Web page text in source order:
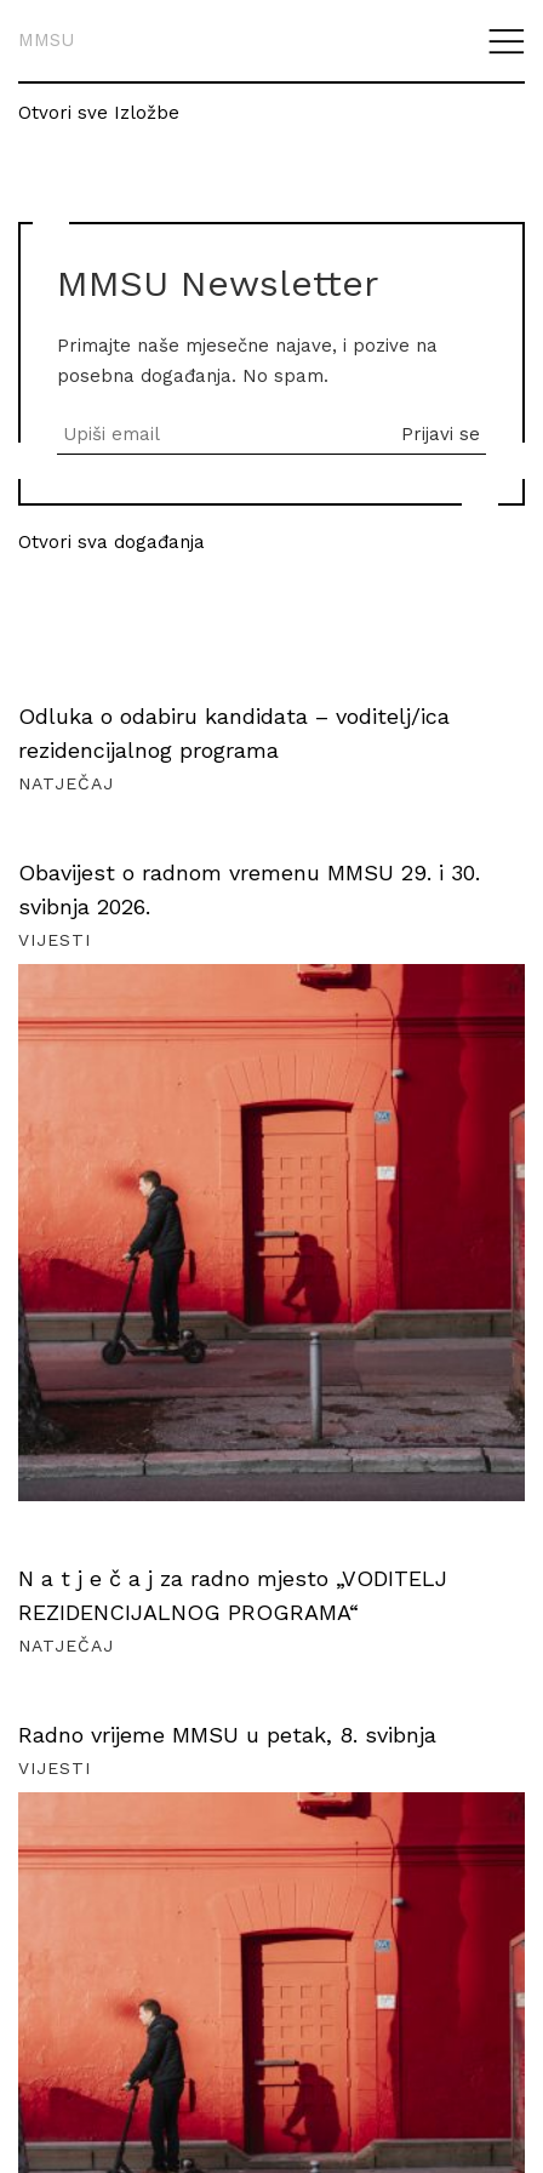
MMSU
Otvori sve Izložbe
MMSU Newsletter
Primajte naše mjesečne najave, i pozive na
posebna događanja. No spam.
Otvori sva događanja
Odluka o odabiru kandidata – voditelj/ica
rezidencijalnog programa
NATJEČAJ
Obavijest o radnom vremenu MMSU 29. i 30.
svibnja 2026.
VIJESTI
N a t j e č a j za radno mjesto „VODITELJ
REZIDENCIJALNOG PROGRAMA“
NATJEČAJ
Radno vrijeme MMSU u petak, 8. svibnja
VIJESTI